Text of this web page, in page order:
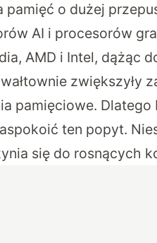
o dużej
AI i procesorów
AMD i Intel, dążąc
zwiększyły
pamięciowe.
ten popyt.
się do rosnących